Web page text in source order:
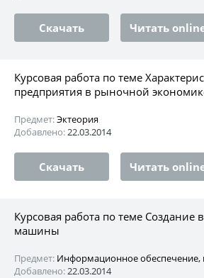
Скачать Читать
Курсовая работа по теме
предприятия в рыночной
Предмет:Эктеория
Добавлено:22.03.2014
Скачать Читать
Курсовая работа по теме Создание
машины
Предмет: Информационное
Добавлено:22.03.2014